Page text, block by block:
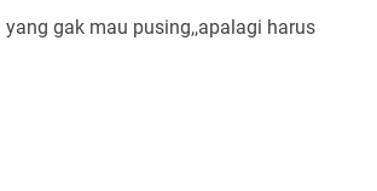
gak mau pusing,,apalagi harus